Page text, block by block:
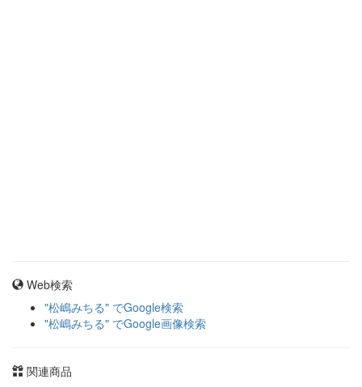
Web検索
"松嶋みちる" でGoogle検索
"松嶋みちる" でGoogle画像検索
関連商品